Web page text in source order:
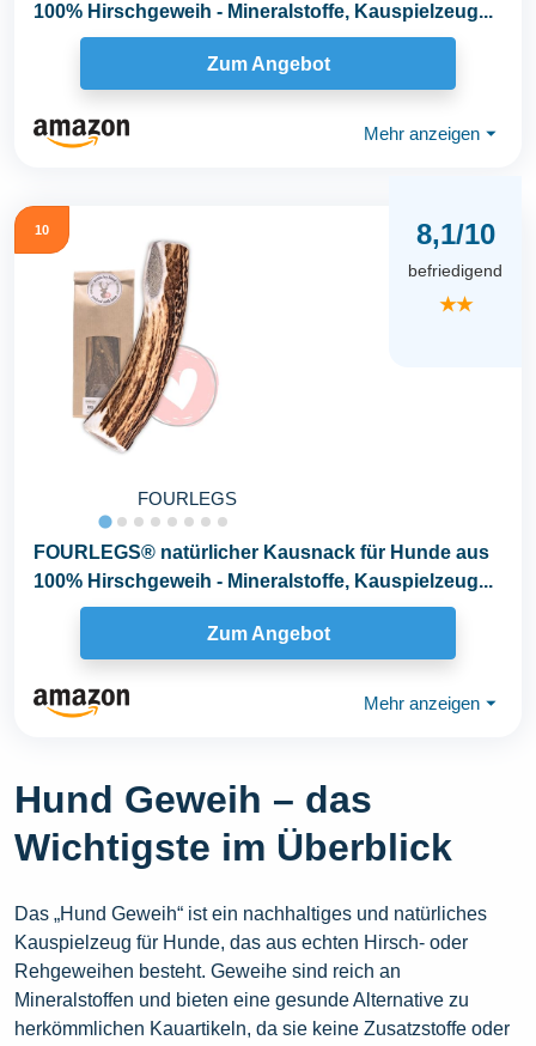
100% Hirschgeweih - Mineralstoffe, Kauspielzeug...
Zum Angebot
Mehr anzeigen ⏷
10
FOURLEGS
8,1/10
befriedigend
★★
FOURLEGS® natürlicher Kausnack für Hunde aus
100% Hirschgeweih - Mineralstoffe, Kauspielzeug...
Zum Angebot
Mehr anzeigen ⏷
Hund Geweih – das
Wichtigste im Überblick
Das „Hund Geweih“ ist ein nachhaltiges und natürliches
Kauspielzeug für Hunde, das aus echten Hirsch- oder
Rehgeweihen besteht. Geweihe sind reich an
Mineralstoffen und bieten eine gesunde Alternative zu
herkömmlichen Kauartikeln, da sie keine Zusatzstoffe oder